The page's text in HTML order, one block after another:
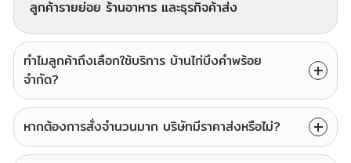
ลูกค้ารายย่อย ร้านอาหาร และธุรกิจค้าส่ง
ทำไมลูกค้าถึงเลือกใช้บริการ บ้านไก่บึงคำพร้อย
จำกัด?
หากต้องการสั่งจำนวนมาก บริษัทมีราคาส่งหรือไม่?